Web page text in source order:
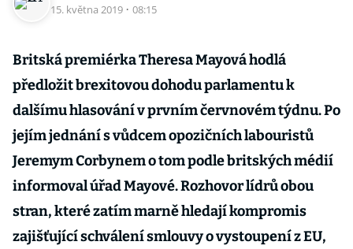
15. května 2019 · 08:15
Britská premiérka Theresa Mayová hodlá
předložit brexitovou dohodu parlamentu k
dalšímu hlasování v prvním červnovém týdnu. Po
jejím jednání s vůdcem opozičních labouristů
Jeremym Corbynem o tom podle britských médií
informoval úřad Mayové. Rozhovor lídrů obou
stran, které zatím marně hledají kompromis
zajišťující schválení smlouvy o vystoupení z EU,